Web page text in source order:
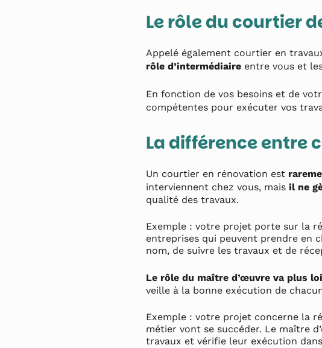
Le rôle du courtier
Appelé également courtier en
rôle d’intermédiaireentre vous et
En fonction de vos besoins et de
compétentes pour exécuter vos
La différence entre
Un courtier en rénovation est
interviennent chez vous, mais il ne
qualité des travaux.
Exemple : votre projet porte sur la
entreprises qui peuvent prendre en
nom, de suivre les travaux et de
Le rôle du maître d’œuvre va plus
veille à la bonne exécution de
Exemple : votre projet concerne la
métier vont se succéder. Le maître
travaux et vérifie leur exécution